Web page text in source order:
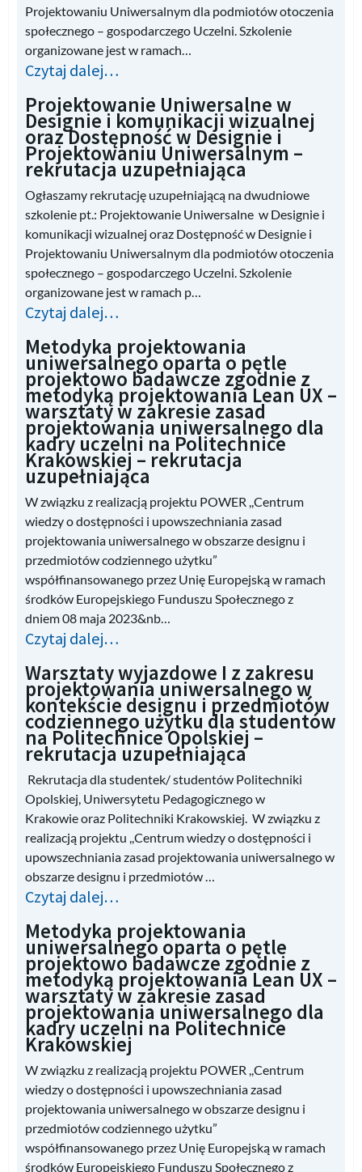
Projektowaniu Uniwersalnym dla podmiotów otoczenia
społecznego – gospodarczego Uczelni. Szkolenie
organizowane jest w ramach…
Czytaj dalej…
Projektowanie Uniwersalne w
Designie i komunikacji wizualnej
oraz Dostępność w Designie i
Projektowaniu Uniwersalnym –
rekrutacja uzupełniająca
Ogłaszamy rekrutację uzupełniającą na dwudniowe
szkolenie pt.: Projektowanie Uniwersalne w Designie i
komunikacji wizualnej oraz Dostępność w Designie i
Projektowaniu Uniwersalnym dla podmiotów otoczenia
społecznego – gospodarczego Uczelni. Szkolenie
organizowane jest w ramach p…
Czytaj dalej…
Metodyka projektowania
uniwersalnego oparta o pętle
projektowo badawcze zgodnie z
metodyką projektowania Lean UX –
warsztaty w zakresie zasad
projektowania uniwersalnego dla
kadry uczelni na Politechnice
Krakowskiej – rekrutacja
uzupełniająca
W związku z realizacją projektu POWER ,,Centrum
wiedzy o dostępności i upowszechniania zasad
projektowania uniwersalnego w obszarze designu i
przedmiotów codziennego użytku”
współfinansowanego przez Unię Europejską w ramach
środków Europejskiego Funduszu Społecznego z
dniem 08 maja 2023&nb…
Czytaj dalej…
Warsztaty wyjazdowe I z zakresu
projektowania uniwersalnego w
kontekście designu i przedmiotów
codziennego użytku dla studentów
na Politechnice Opolskiej –
rekrutacja uzupełniająca
Rekrutacja dla studentek/ studentów Politechniki
Opolskiej, Uniwersytetu Pedagogicznego w
Krakowie oraz Politechniki Krakowskiej. W związku z
realizacją projektu ,,Centrum wiedzy o dostępności i
upowszechniania zasad projektowania uniwersalnego w
obszarze designu i przedmiotów …
Czytaj dalej…
Metodyka projektowania
uniwersalnego oparta o pętle
projektowo badawcze zgodnie z
metodyką projektowania Lean UX –
warsztaty w zakresie zasad
projektowania uniwersalnego dla
kadry uczelni na Politechnice
Krakowskiej
W związku z realizacją projektu POWER ,,Centrum
wiedzy o dostępności i upowszechniania zasad
projektowania uniwersalnego w obszarze designu i
przedmiotów codziennego użytku”
współfinansowanego przez Unię Europejską w ramach
środków Europejskiego Funduszu Społecznego z